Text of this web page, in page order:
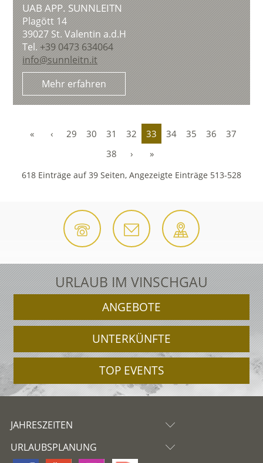
UAB APP. SUNNLEITN
Plagött 14
39027St. Valentin a.d.H
Tel.+39 0473 634064
info@sunnleitn.it
Mehr erfahren
« ‹ 29 30 31 32 33 34 35 36
37
38
› »
618 Einträge auf 39 Seiten, Angezeigte Einträge 513-528
URLAUB IM VINSCHGAU
ANGEBOTE
UNTERKÜNFTE
TOP EVENTS
JAHRESZEITEN
URLAUBSPLANUNG